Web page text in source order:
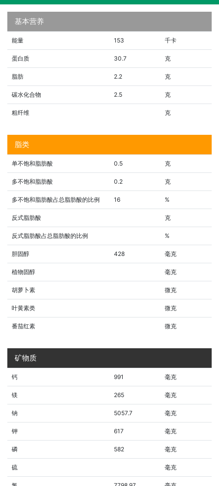
基本营养
能量 153 千卡
蛋白质 30.7 克
脂肪 2.2 克
碳水化合物 2.5 克
粗纤维 克
脂类
单不饱和脂肪酸 0.5 克
多不饱和脂肪酸 0.2 克
多不饱和脂肪酸占总脂肪酸的比例 16 %
反式脂肪酸 克
反式脂肪酸占总脂肪酸的比例 %
胆固醇 428 毫克
植物固醇 毫克
胡萝卜素 微克
叶黄素类 微克
番茄红素 微克
矿物质
钙 991 毫克
镁 265 毫克
钠 5057.7 毫克
钾 617 毫克
磷 582 毫克
硫 毫克